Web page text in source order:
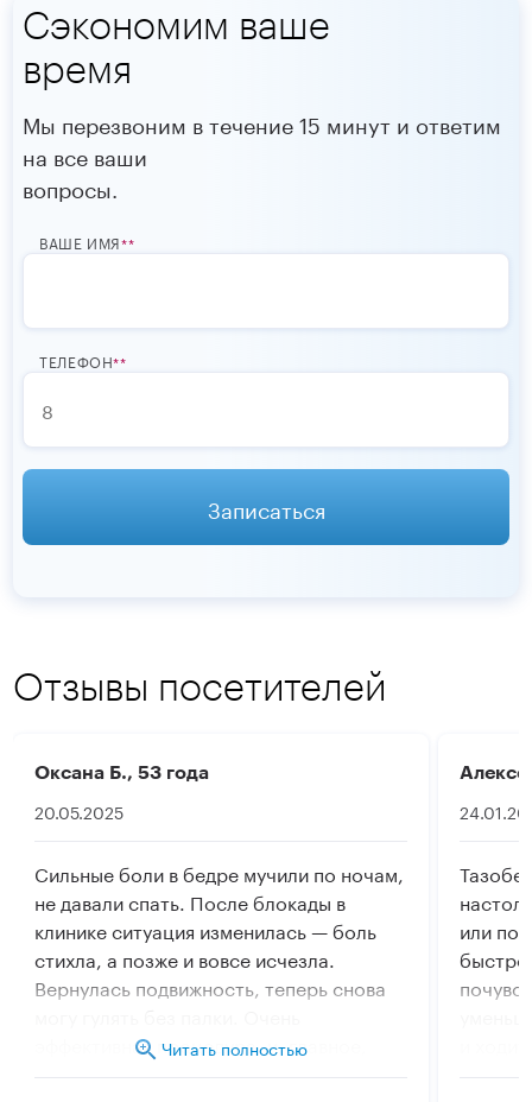
Сэкономим ваше
время
Мы перезвоним в течение 15 минут и ответим
на все ваши
вопросы.
ВАШЕ ИМЯ*
ТЕЛЕФОН*
Записаться
Отзывы посетителей
Оксана Б., 53 года
20.05.2025
Сильные боли в бедре мучили по ночам,
не давали спать. После блокады в
клинике ситуация изменилась — боль
стихла, а позже и вовсе исчезла.
Вернулась подвижность, теперь снова
эффективная процедура, и, главное,
Читать полностью
или